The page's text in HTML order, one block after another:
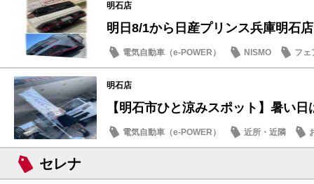
明石店
明日8/1から日産プリンス兵庫明石
電気自動車（e-POWER） NISMO フェ
明石店
【明石市ひと涼みスポット】暑い
電気自動車（e-POWER） 近所・近隣
SDGs
セレナ